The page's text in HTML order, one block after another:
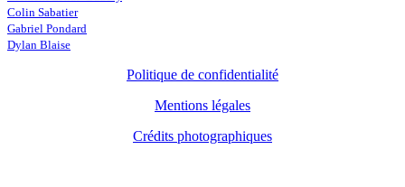
Colin Sabatier
Gabriel Pondard
Dylan Blaise
Politique de confidentialité
Mentions légales
Crédits photographiques